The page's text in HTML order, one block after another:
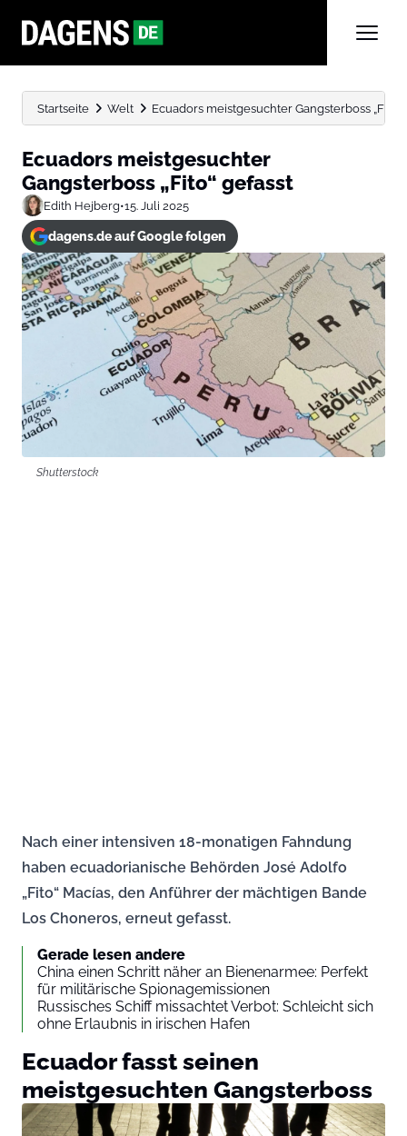
Startseite Welt Ecuadors meistgesuchter Gangsterboss „Fito“
Ecuadors meistgesuchter
Gangsterboss „Fito“ gefasst
Edith Hejberg•15. Juli 2025
dagens.de auf Google folgen
Shutterstock
Nach einer intensiven 18-monatigen Fahndung
haben ecuadorianische Behörden José Adolfo
„Fito“ Macías, den Anführer der mächtigen Bande
Los Choneros, erneut gefasst.
Gerade lesen andere
China einen Schritt näher an Bienenarmee: Perfekt
für militärische Spionagemissionen
Russisches Schiff missachtet Verbot: Schleicht sich
ohne Erlaubnis in irischen Hafen
Ecuador fasst seinen
meistgesuchten Gangsterboss